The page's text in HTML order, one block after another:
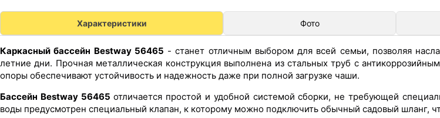
Характеристики Фото
Каркасный бассейн Bestway 56465 - станет отличным выбором для всей семьи, позволяя
летние дни. Прочная металлическая конструкция выполнена из стальных труб с
опоры обеспечивают устойчивость и надежность даже при полной загрузке чаши.
Бассейн Bestway 56465 отличается простой и удобной системой сборки, не требующей
воды предусмотрен специальный клапан, к которому можно подключить обычный садовый шланг,